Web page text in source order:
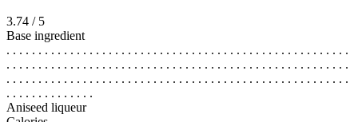
3.74 / 5
Base ingredient
. . . . . . . . . . . . . . . . . . . . . . . . . . . . . . . . . . . . . . . . . . . . . . . . . . . . . .
. . . . . . . . . . . . . . . . . . . . . . . . . . . . . . . . . . . . . . . . . . . . . . . . . . . . . .
. . . . . . . . . . . . . . . . . . . . . . . . . . . . . . . . . . . . . . . . . . . . . . . . . . . . . .
. . . . . . . . . . . . . .
Aniseed liqueur